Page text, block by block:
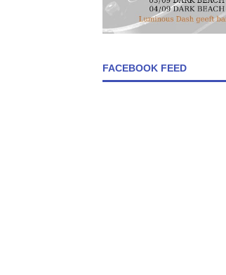
FACEBOOK FEED